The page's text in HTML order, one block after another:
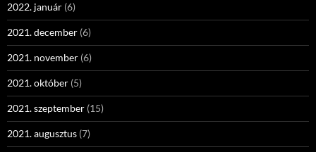
2022. január (6)
2021. december (6)
2021. november (6)
2021. október (5)
2021. szeptember (15)
2021. augusztus (7)